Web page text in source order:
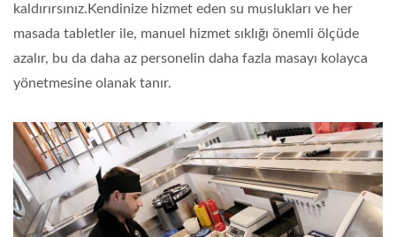
kaldırırsınız.Kendinize hizmet eden su muslukları ve her
masada tabletler ile, manuel hizmet sıklığı önemli ölçüde
azalır, bu da daha az personelin daha fazla masayı kolayca
yönetmesine olanak tanır.